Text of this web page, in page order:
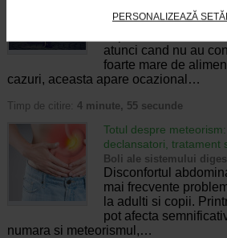
PERSONALIZEAZĂ
Boli ale sistemului
Multi oameni au
atunci cand nu au
foarte mare de
cazuri, aceasta apare ocazional…
Timp de citire: 4 minute, 55 secunde
Totul despre
declansatori, tratament
Boli ale sistemului
Disconfortul
mai frecvente
la adulti si copii.
pot afecta
numara si meteorismul,…